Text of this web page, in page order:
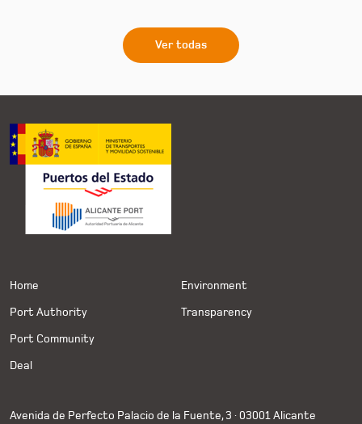
Ver todas
Home
Port Authority
Port Community
Deal
Environment
Transparency
Avenida de Perfecto Palacio de la Fuente, 3 · 03001 Alicante